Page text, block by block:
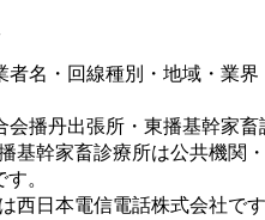
者名・回線種別・地域・業
会播丹出張所・東播基幹家畜
基幹家畜診療所は公共機関
す。
西日本電信電話株式会社です